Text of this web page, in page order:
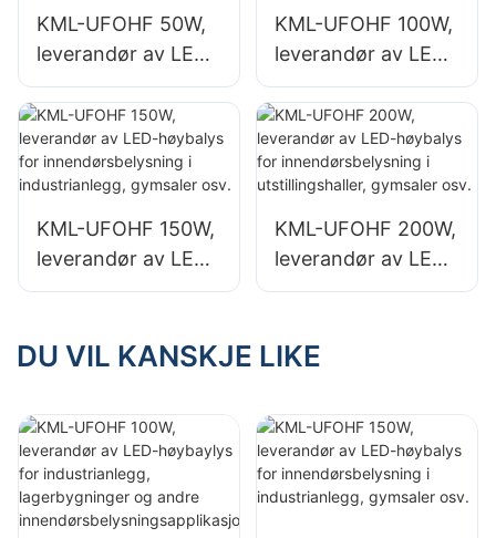
KML-UFOHF 50W,
leverandør av LED-
høybaylys for
industrianlegg,
lagerbygninger og
andre
sapplikasjoner.
KML-UFOHF 100W,
leverandør av LED-
høybaylys for
industrianlegg,
lagerbygninger og
andre
sapplikasjoner.
KML-UFOHF 150W,
leverandør av LED-
høybalys for
i industrianlegg,
KML-UFOHF 200W,
leverandør av LED-
høybalys for
i utstillingshaller,
DU VIL KANSKJE LIKE